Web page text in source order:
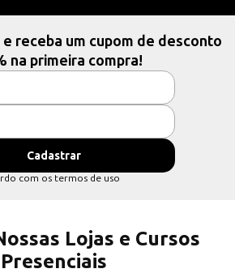
e receba um cupom de desconto
na primeira compra!
com os termos de uso
Lojas e Cursos
Presenciais